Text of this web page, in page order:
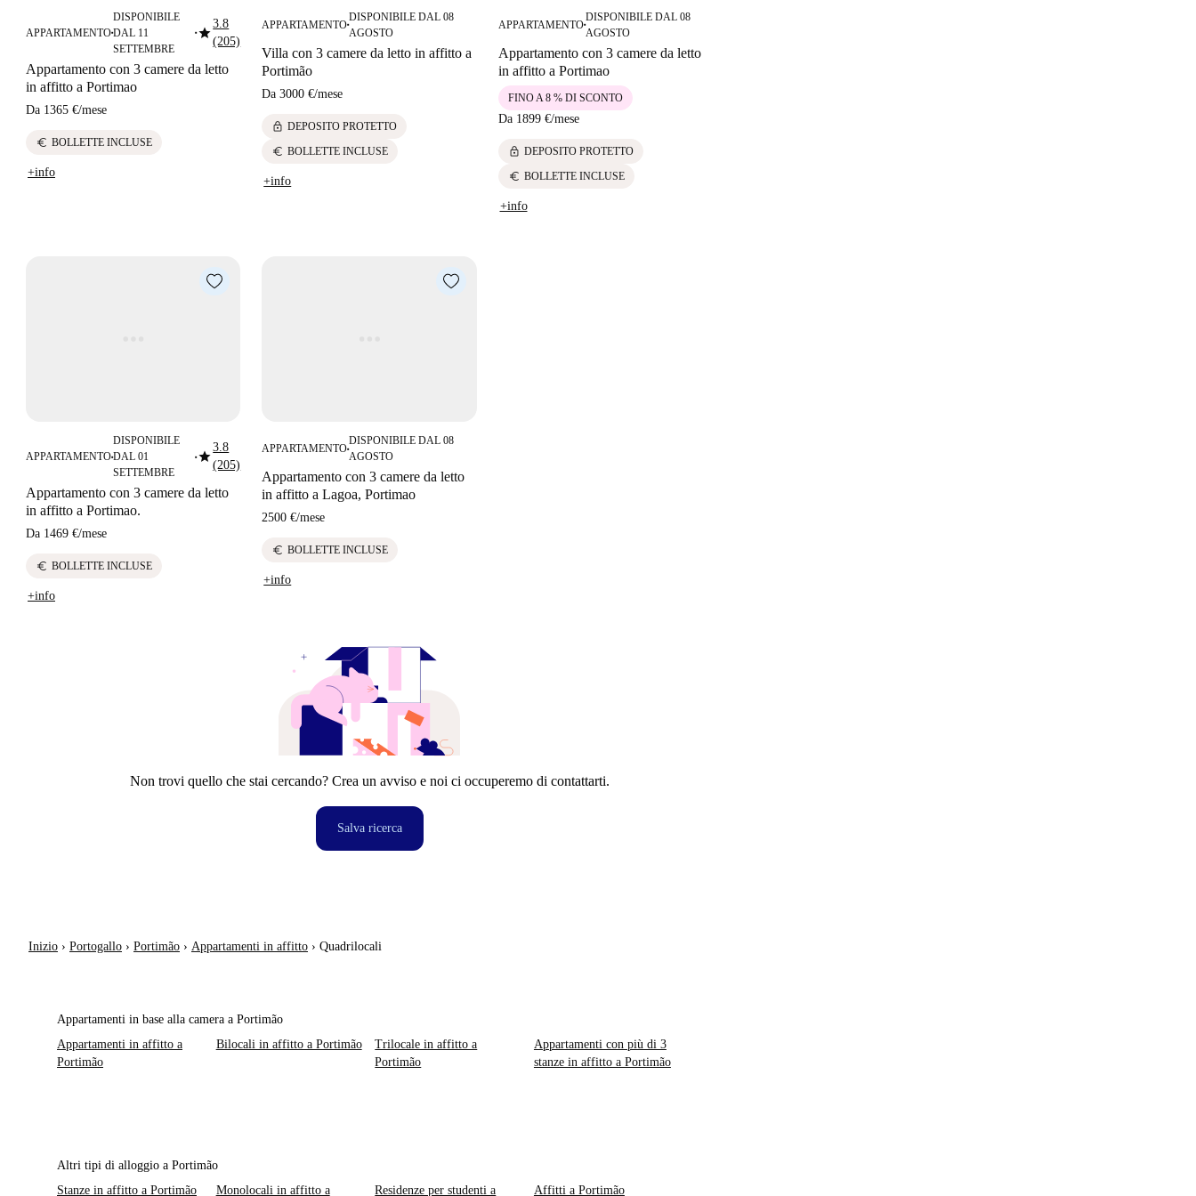
APPARTAMENTO■
DISPONIBILE
DAL 11
SETTEMBRE
■star3.8
(205)
Appartamento con 3 camere da letto
in affitto a Portimao
Da 1365 €/mese
euro BOLLETTE INCLUSE
+info
APPARTAMENTO■
DISPONIBILE DAL 08
AGOSTO
Villa con 3 camere da letto in affitto a
Portimão
Da 3000 €/mese
lock DEPOSITO PROTETTO
euro BOLLETTE INCLUSE
+info
APPARTAMENTO■
DISPONIBILE DAL 08
AGOSTO
Appartamento con 3 camere da letto
in affitto a Portimao
Da 1899 €/mese
FINO A 8 % DI SCONTO
lock DEPOSITO PROTETTO
euro BOLLETTE INCLUSE
+info
APPARTAMENTO■
DISPONIBILE
DAL 01
SETTEMBRE
■star3.8
(205)
Appartamento con 3 camere da letto
in affitto a Portimao.
Da 1469 €/mese
euro BOLLETTE INCLUSE
+info
APPARTAMENTO■
DISPONIBILE DAL 08
AGOSTO
Appartamento con 3 camere da letto
in affitto a Lagoa, Portimao
2500 €/mese
euro BOLLETTE INCLUSE
+info
Non trovi quello che stai cercando? Crea un avviso e noi ci occuperemo di contattarti.
Salva ricerca
Inizio › Portogallo › Portimão › Appartamenti in affitto › Quadrilocali
Appartamenti in base alla camera a Portimão
Appartamenti in affitto a
Portimão
Bilocali in affitto a Portimão
Trilocale in affitto a
Portimão
Appartamenti con più di 3
stanze in affitto a Portimão
Altri tipi di alloggio a Portimão
Stanze in affitto a Portimão
Monolocali in affitto a Residenze per studenti a Affitti a Portimão